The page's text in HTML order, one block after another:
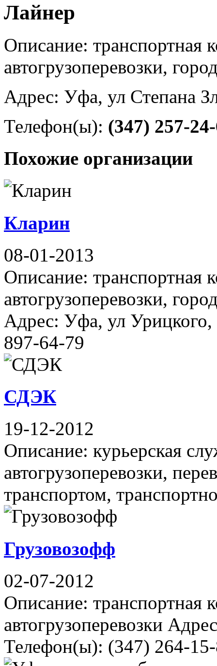
Лайнер
Описание: транспортная
автогрузоперевозки,
Адрес: Уфа, ул Степана
Телефон(ы): (347) 257-
Похожие организации
Кларин
08-01-2013
Описание: транспортная
автогрузоперевозки,
Адрес: Уфа, ул
897-64-79
СДЭК
19-12-2012
Описание: курьерская
автогрузоперевозки,
транспортом,
Грузовозофф
02-07-2012
Описание: транспортная
автогрузоперевозки
Телефон(ы): (347) 264-